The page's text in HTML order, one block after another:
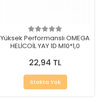
Yüksek Performanslı OMEGA
HELİCOİL YAY 1D M10*1,0
22,94 TL
Stokta Yok